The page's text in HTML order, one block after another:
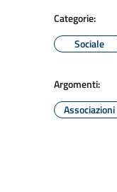
Categorie:
Sociale
Argomenti:
Associazioni